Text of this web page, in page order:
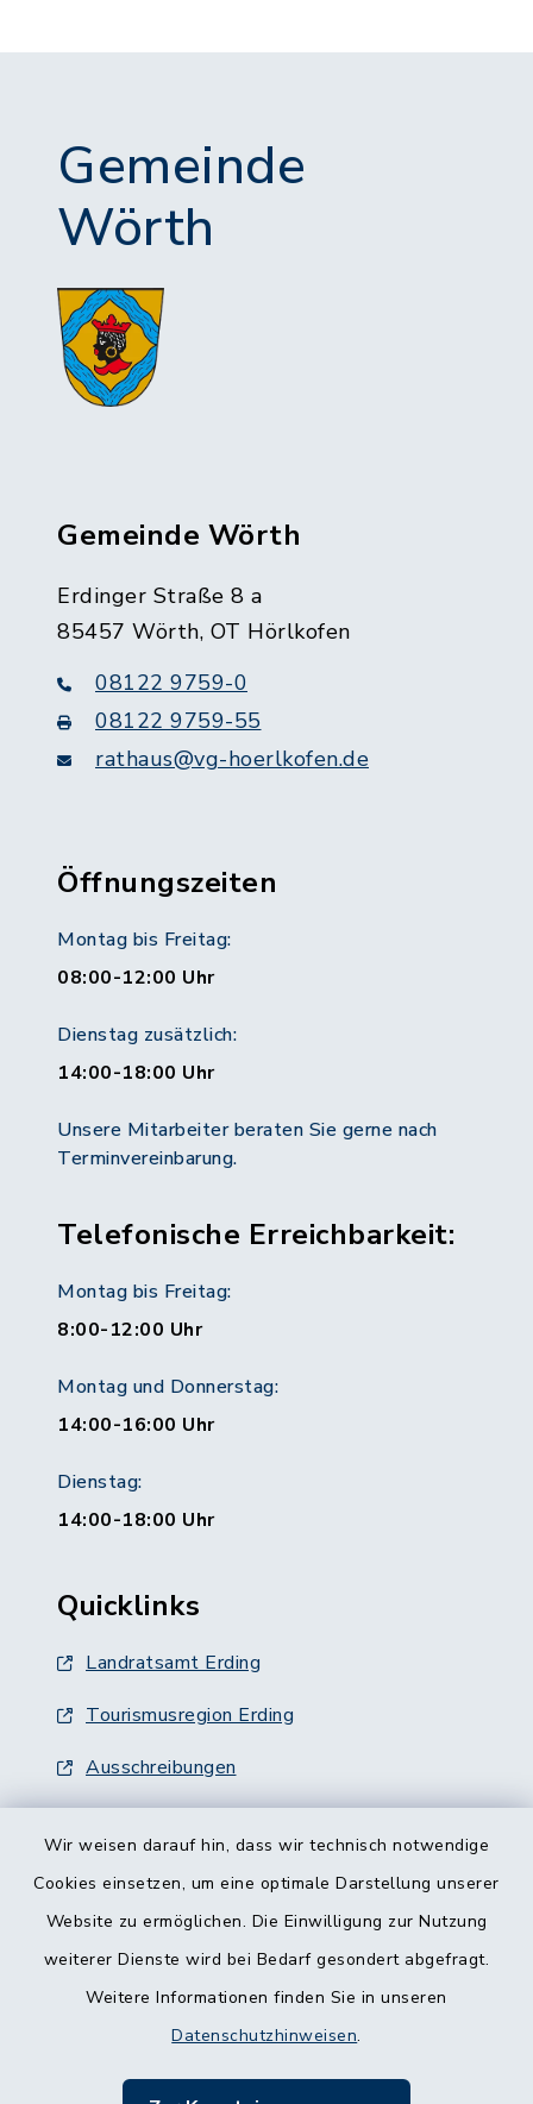
Wir weisen darauf hin, dass wir technisch notwendige
Cookies einsetzen, um eine optimale Darstellung unserer
Website zu ermöglichen. Die Einwilligung zur Nutzung
weiterer Dienste wird bei Bedarf gesondert abgefragt.
Weitere Informationen finden Sie in unseren
Datenschutzhinweisen.
Gemeinde
Wörth
Gemeinde Wörth
Erdinger Straße 8 a
85457 Wörth, OT Hörlkofen
08122 9759-0
08122 9759-55
rathaus@vg-hoerlkofen.de
Öffnungszeiten
Montag bis Freitag:
08:00-12:00 Uhr
Dienstag zusätzlich:
14:00-18:00 Uhr
Unsere Mitarbeiter beraten Sie gerne nach
Terminvereinbarung.
Telefonische Erreichbarkeit:
Montag bis Freitag:
8:00-12:00 Uhr
Montag und Donnerstag:
14:00-16:00 Uhr
Dienstag:
14:00-18:00 Uhr
Quicklinks
Landratsamt Erding
Tourismusregion Erding
Ausschreibungen
Barrierefreiheit